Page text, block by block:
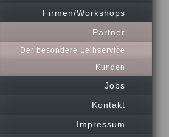
Firmen/Workshops
Partner
Der besondere Leihservice
Kunden
Jobs
Kontakt
Impressum